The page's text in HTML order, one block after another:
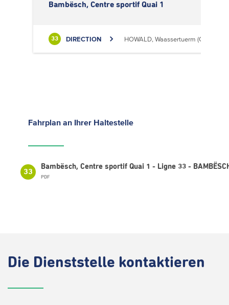
Bambësch, Centre sportif Quai 1
33 DIRECTION HOWALD, Waassertuerm (CIPA)
Fahrplan an Ihrer Haltestelle
33
Bambësch, Centre sportif Quai 1 - Ligne 33 -
PDF
Die Dienststelle kontaktieren